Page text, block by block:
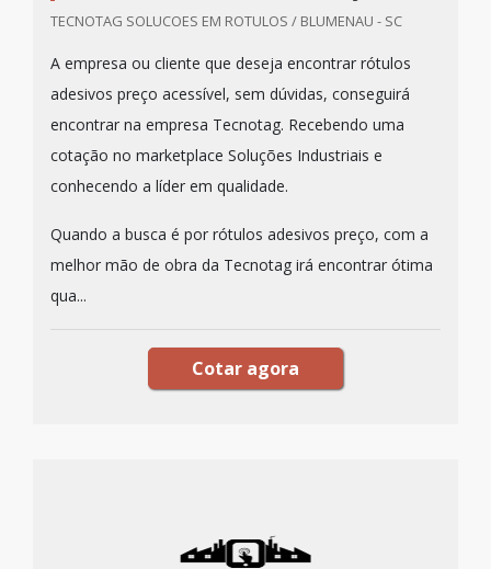
TECNOTAG SOLUCOES EM ROTULOS / BLUMENAU - SC
A empresa ou cliente que deseja encontrar rótulos
adesivos preço acessível, sem dúvidas, conseguirá
encontrar na empresa Tecnotag. Recebendo uma
cotação no marketplace Soluções Industriais e
conhecendo a líder em qualidade.
Quando a busca é por rótulos adesivos preço, com a
melhor mão de obra da Tecnotag irá encontrar ótima
qua...
Cotar agora